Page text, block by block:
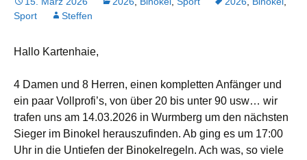
Sport
Steffen
Hallo Kartenhaie,
4 Damen und 8 Herren, einen kompletten Anfänger und
ein paar Vollprofi’s, von über 20 bis unter 90 usw… wir
trafen uns am 14.03.2026 in Wurmberg um den nächsten
Sieger im Binokel herauszufinden. Ab ging es um 17:00
Uhr in die Untiefen der Binokelregeln. Ach was, so viele